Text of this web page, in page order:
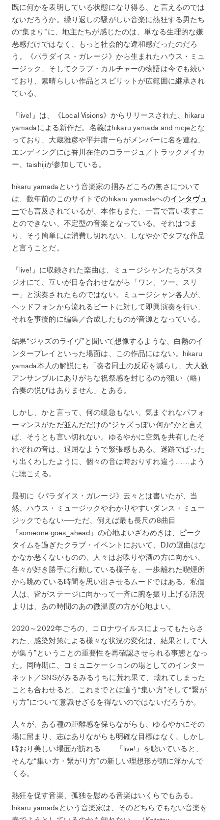
既に何かを表明している状態になり得る、と言えるのでは
ないだろうか。繰り返しの騒がしい音楽に熱狂する男たち
の“集まり”に、地主たちが感じたのは、単なる生理的な嫌
悪感だけではなく、もっと社会的な違和感だったのだろ
う。《パラダイス・ガレージ》から生まれたハウス・ミュ
ージック、そしてクラブ・カルチャーの物語は今でも続い
ており、素晴らしい作品とスピリットが広範囲に継承され
ている。
『live!』は、《Local Visions》からリリースされた、hikaru
yamadaによる新作だ。名義はhikaru yamada and mcjeとな
っており、大蔵雅彦や平井庸一らがメンバーに名を連ね、
エンディングには香川在住のコラージュ／トラックメイカ
ー、taishijiが参加している。
hikaru yamadaという音楽家の掴みどころの無さについて
は、数年前のこのサイトでのhikaru yamadaへのインタヴュ
ーでも言及されているが、本作もまた、一言で言い表すこ
とのできない、不定型の音楽となっている。それはつま
り、そう簡単には消費し切れない、しなやかでタフな作品
と言うことだ。
『live!』に収録された楽曲は、ミュージシャンたちがスタ
ジオにて、互いが目を合わせながら「ワン、ツー、スリ
ー」と演奏されたものではない。ミュージシャン各人が、
ヘッドフォンから流れるビートに対して即興演奏を行い、
それを事後的に編集／合成したものが音源となっている。
結果“ジャズのライヴ”と聞いて想像するような、白熱のイ
ンタープレイといった場面は、この作品にはない。hikaru
yamada本人の解説にも「奏者同士の反応を減らし、大人数
アンサンブルにありがちな祝祭感を封じるのが狙い（略）
合奏の悦びはありません」とある。
しかし、かと言って、何の緩急もない、気まぐれなパフォ
ーマンスがただ並んだだけの“ジャズっぽい何か”かと言え
ば、そうとも言い切れない。ゆるやかに空気を共有したそ
れぞれの音は、退屈なようで緊張感もある。迷路でばった
り出くわしたように、個々の音は時おりすれ違う……よう
に聴こえる。
最初に《パラダイス・ガレージ》云々とは書いたが、当
然、ハウス・ミュージックやわかりやすいダンス・ミュー
ジックでもない──ただ、例えば最も長尺の8曲目
「someone goes_ahead」の心地よいざわめきは、ピーク
タイムを過ぎたクラブ・イベントにおいて、DJの選曲はな
かなか悪くないものの、人々はお喋りや酒の方に向かい、
各々が好き勝手に行動している様子を、一歩離れた喫煙所
から眺めている時間を思い出させるムードではある。私個
人は、皆がステージに向かって一斉に腕を振り上げる活況
よりは、あの時間のあの微温度の方が心地よい。
2020～2022年ごろの、コロナウイルスによってもたらさ
れた、感染対策による様々な状況の変化は、結果として“人
が集う”ということの重要性を再確認させられる事態となっ
た。同時期に、コミュニケーションの場としてのインター
ネット／SNSがみるみるうちに荒れ果て、壊れてしまった
ことも合わせると、これまでとは違う“集い方”そして“繋が
り方”について意識せざるを得ないのではないだろうか。
人々が、ある種の距離感を保ちながらも、ゆるやかにその
場に留まり、志はありながらも明確な目標はなく、しかし
時おり美しい場面が訪れる……『live!』を聴いていると、
そんな“集い方・繋がり方”の新しい理想形が頭に浮かんで
くる。
熱狂を促す音楽、孤独を慰める音楽はいくらでもある。
hikaru yamadaという音楽家は、そのどちらでもない音楽を